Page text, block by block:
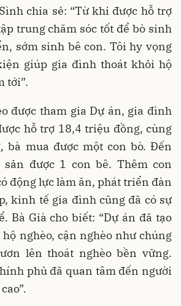
chia sẻ: “Từ khi được hỗ trợ
trung chăm sóc tốt để bò sinh
sớm sinh bê con. Tôi hy vọng
giúp gia đình thoát khỏi hộ
tới”.
được tham gia Dự án, gia đình
hỗ trợ 18,4 triệu đồng, cùng
bà mua được một con bò. Đến
được 1 con bê. Thêm con
động lực làm ăn, phát triển đàn
kinh tế gia đình cũng đã có sự
Bà Già cho biết: “Dự án đã tạo
nghèo, cận nghèo như chúng
lên thoát nghèo bền vững.
phủ đã quan tâm đến người